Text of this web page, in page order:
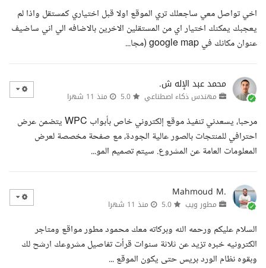
اخي تواصل معي ساجعلك تري الموقع اولا قبل اختياري كمستقل واذا لم
يعجبك يمكنك اختيار اي من المستقلين الاخرين بالاضافه الي اني ساضيف
عنوان مكانك في google map (مجا...
محمد عبد الإله ش.
مهندس ذكاء اصطناعي منذ 11 شهرا
مرحبا، يسعدني تنفيذ موقع إلكتروني خاص بأبواب WPC يتضمن عرض
احترافي للمنتجات بالصور عالية الجودة، مع صفحة مخصصة لعرض
المعلومات العامة عن المشروع. سيتم تصميم المو...
Mahmoud M.
مطور ويب منذ 11 شهرا
السلام عليكم ورحمه الله وبركاته معك محمود مطور مواقع ومتاجر
الكترونيه خبره تزيد عن ثلاثة سنوات قرأت تفاصيل مشروعك ارشح لك
وبقوه نظام الورد بريس حتى يكون الموقع ...